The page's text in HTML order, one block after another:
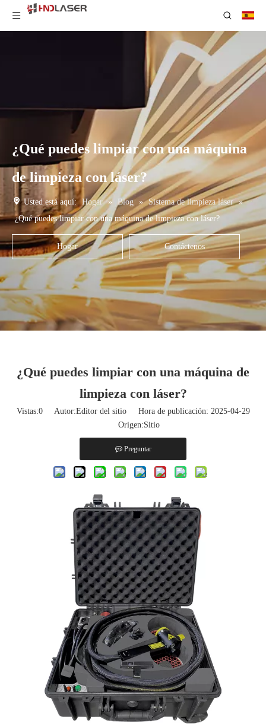
¿Qué puedes limpiar con una máquina
de limpieza con láser?
Usted está aquí: Hogar » Blog » Sistema de limpieza láser »
¿Qué puedes limpiar con una máquina de limpieza con láser?
Hogar Contáctenos
¿Qué puedes limpiar con una máquina de
limpieza con láser?
Vistas:0Autor:Editor del sitio Hora de publicación: 2025-04-29
Origen:Sitio
Preguntar